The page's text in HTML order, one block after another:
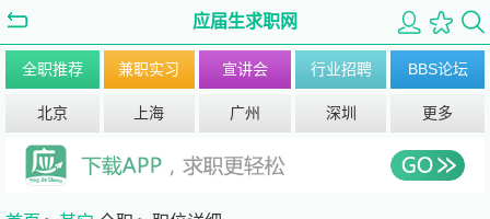
应届生求职网
全职推荐 兼职实习 宣讲会 行业招聘 BBS论坛
北京 上海 广州 深圳 更多